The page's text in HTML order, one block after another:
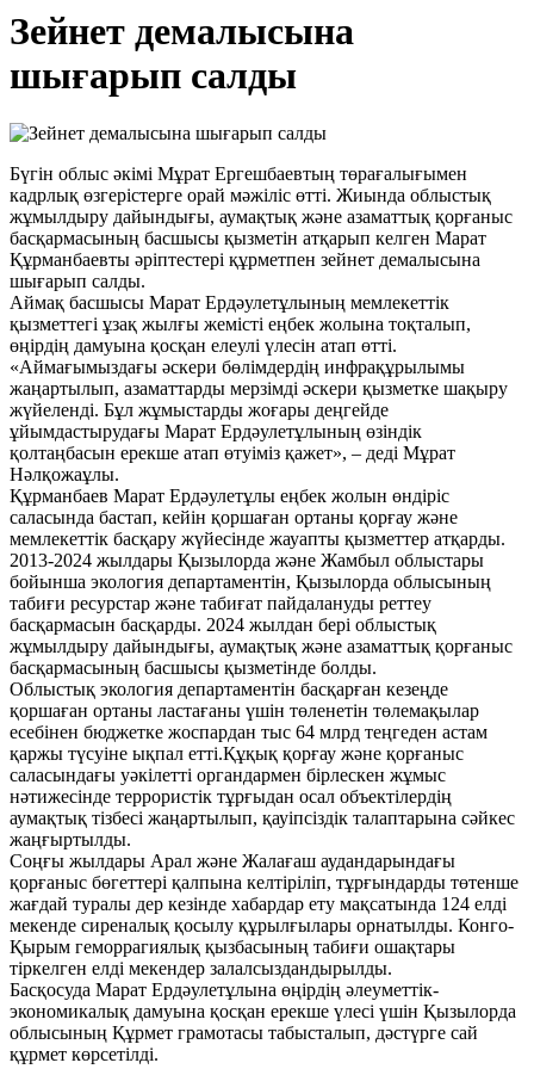
Зейнет демалысына
шығарып салды
Бүгін облыс әкімі Мұрат Ергешбаевтың төрағалығымен
кадрлық өзгерістерге орай мәжіліс өтті. Жиында облыстық
жұмылдыру дайындығы, аумақтық және азаматтық қорғаныс
басқармасының басшысы қызметін атқарып келген Марат
Құрманбаевты әріптестері құрметпен зейнет демалысына
шығарып салды.
Аймақ басшысы Марат Ердәулетұлының мемлекеттік
қызметтегі ұзақ жылғы жемісті еңбек жолына тоқталып,
өңірдің дамуына қосқан елеулі үлесін атап өтті.
«Аймағымыздағы әскери бөлімдердің инфрақұрылымы
жаңартылып, азаматтарды мерзімді әскери қызметке шақыру
жүйеленді. Бұл жұмыстарды жоғары деңгейде
ұйымдастырудағы Марат Ердәулетұлының өзіндік
қолтаңбасын ерекше атап өтуіміз қажет», – деді Мұрат
Нәлқожаұлы.
Құрманбаев Марат Ердәулетұлы еңбек жолын өндіріс
саласында бастап, кейін қоршаған ортаны қорғау және
мемлекеттік басқару жүйесінде жауапты қызметтер атқарды.
2013-2024 жылдары Қызылорда және Жамбыл облыстары
бойынша экология департаментін, Қызылорда облысының
табиғи ресурстар және табиғат пайдалануды реттеу
басқармасын басқарды. 2024 жылдан бері облыстық
жұмылдыру дайындығы, аумақтық және азаматтық қорғаныс
басқармасының басшысы қызметінде болды.
Облыстық экология департаментін басқарған кезеңде
қоршаған ортаны ластағаны үшін төленетін төлемақылар
есебінен бюджетке жоспардан тыс 64 млрд теңгеден астам
қаржы түсуіне ықпал етті.Құқық қорғау және қорғаныс
саласындағы уәкілетті органдармен бірлескен жұмыс
нәтижесінде террористік тұрғыдан осал объектілердің
аумақтық тізбесі жаңартылып, қауіпсіздік талаптарына сәйкес
жаңғыртылды.
Соңғы жылдары Арал және Жалағаш аудандарындағы
қорғаныс бөгеттері қалпына келтіріліп, тұрғындарды төтенше
жағдай туралы дер кезінде хабардар ету мақсатында 124 елді
мекенде сиреналық қосылу құрылғылары орнатылды. Конго-
Қырым геморрагиялық қызбасының табиғи ошақтары
тіркелген елді мекендер залалсыздандырылды.
Басқосуда Марат Ердәулетұлына өңірдің әлеуметтік-
экономикалық дамуына қосқан ерекше үлесі үшін Қызылорда
облысының Құрмет грамотасы табысталып, дәстүрге сай
құрмет көрсетілді.